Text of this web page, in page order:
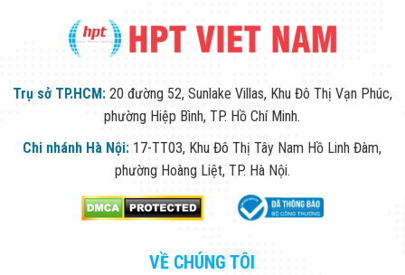
Trụ sở TP.HCM: 20 đường 52, Sunlake Villas, Khu Đô Thị Vạn Phúc,
phường Hiệp Bình, TP. Hồ Chí Minh.
Chi nhánh Hà Nội: 17-TT03, Khu Đô Thị Tây Nam Hồ Linh Đàm,
phường Hoàng Liệt, TP. Hà Nội.
VỀ CHÚNG TÔI